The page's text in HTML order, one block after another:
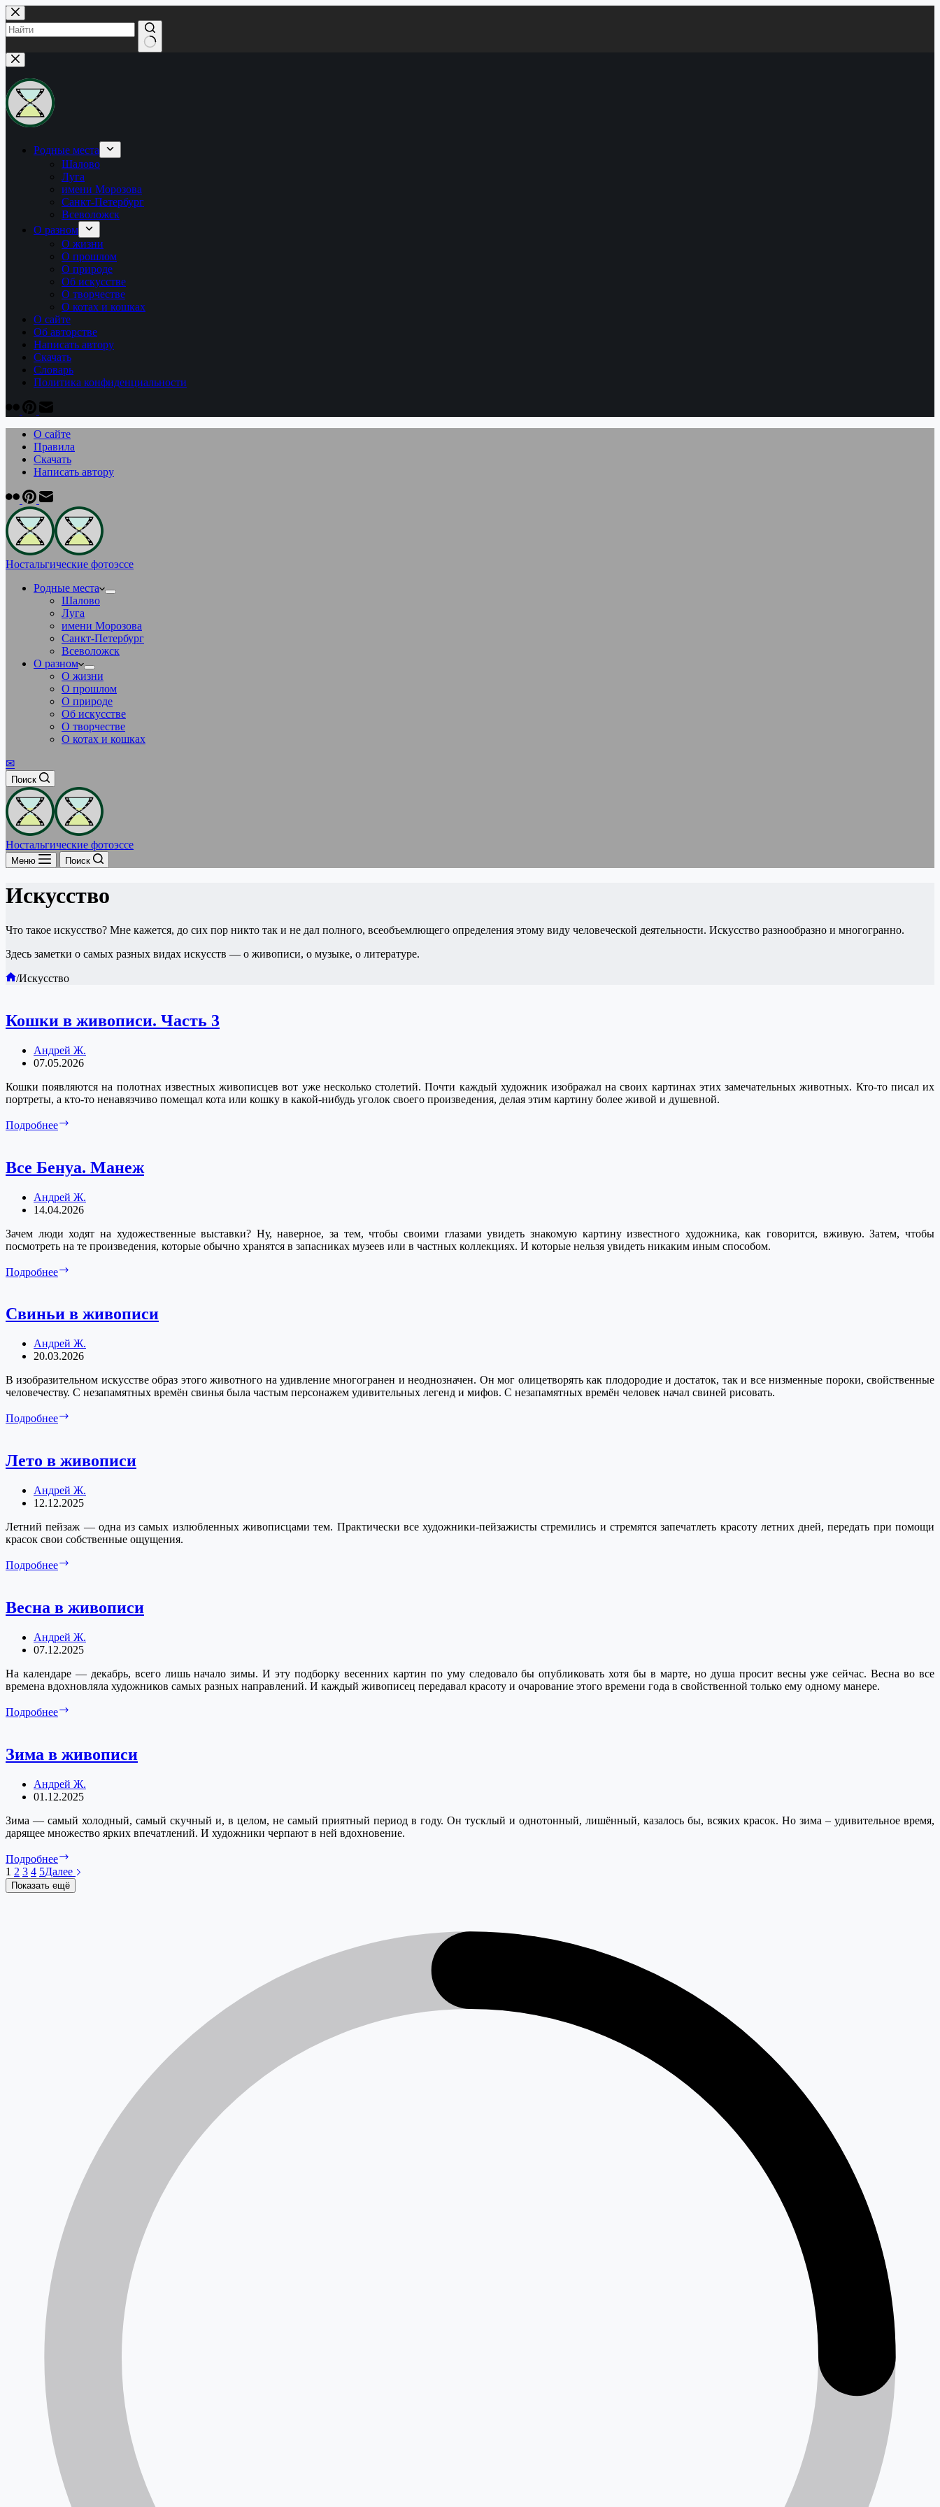
Перейти
к
сути
Ничего
не
найдено
Родные места
Шалово
Луга
имени Морозова
Санкт-Петербург
Всеволожск
О разном
О жизни
О прошлом
О природе
Об искусстве
О творчестве
О котах и кошках
О сайте
Об авторстве
Написать автору
Скачать
Cловарь
Политика конфиденциальности
О сайте
Правила
Скачать
Написать автору
Ностальгические фотоэссе
Родные места
Шалово
Луга
имени Морозова
Санкт-Петербург
Всеволожск
О разном
О жизни
О прошлом
О природе
Об искусстве
О творчестве
О котах и кошках
✉
Поиск
Ностальгические фотоэссе
Меню Поиск
Искусство
Что такое искусство? Мне кажется, до сих пор никто так и не дал полного, всеобъемлющего определения этому виду человеческой деятельности. Искусство разнообразно и многогранно.
Здесь заметки о самых разных видах искусств — о живописи, о музыке, о литературе.
Главная
/Искусство
Кошки в живописи. Часть 3
Андрей Ж.
07.05.2026
Кошки появляются на полотнах известных живописцев вот уже несколько столетий. Почти каждый художник изображал на своих картинах этих замечательных животных. Кто-то писал их
портреты, а кто-то ненавязчиво помещал кота или кошку в какой-нибудь уголок своего произведения, делая этим картину более живой и душевной.
Подробнее
Часть
3
Все Бенуа. Манеж
Андрей Ж.
14.04.2026
Зачем люди ходят на художественные выставки? Ну, наверное, за тем, чтобы своими глазами увидеть знакомую картину известного художника, как говорится, вживую. Затем, чтобы
посмотреть на те произведения, которые обычно хранятся в запасниках музеев или в частных коллекциях. И которые нельзя увидеть никаким иным способом.
Подробнее
Свиньи в живописи
Андрей Ж.
20.03.2026
В изобразительном искусстве образ этого животного на удивление многогранен и неоднозначен. Он мог олицетворять как плодородие и достаток, так и все низменные пороки, свойственные
человечеству. С незапамятных времён свинья была частым персонажем удивительных легенд и мифов. С незапамятных времён человек начал свиней рисовать.
Подробнее
Лето в живописи
Андрей Ж.
12.12.2025
Летний пейзаж — одна из самых излюбленных живописцами тем. Практически все художники-пейзажисты стремились и стремятся запечатлеть красоту летних дней, передать при помощи
красок свои собственные ощущения.
Подробнее
Весна в живописи
Андрей Ж.
07.12.2025
На календаре — декабрь, всего лишь начало зимы. И эту подборку весенних картин по уму следовало бы опубликовать хотя бы в марте, но душа просит весны уже сейчас. Весна во все
времена вдохновляла художников самых разных направлений. И каждый живописец передавал красоту и очарование этого времени года в свойственной только ему одному манере.
Подробнее
Зима в живописи
Андрей Ж.
01.12.2025
Зима — самый холодный, самый скучный и, в целом, не самый приятный период в году. Он тусклый и однотонный, лишённый, казалось бы, всяких красок. Но зима – удивительное время,
дарящее множество ярких впечатлений. И художники черпают в ней вдохновение.
Подробнее
в
живописи
1 2 3 4 5Далее
Показать ещё